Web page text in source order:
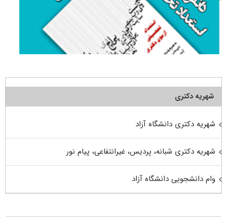
شهریه دکتری
شهریه دکتری دانشگاه آزاد
شهریه دکتری شبانه، پردیس، غیرانتفاعی، پیام نور
وام دانشجویی دانشگاه آزاد